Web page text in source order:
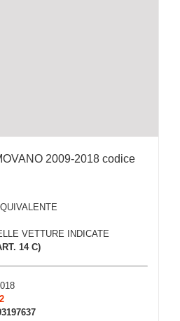
2009-2018 codice
VETTURE INDICATE
14 C)